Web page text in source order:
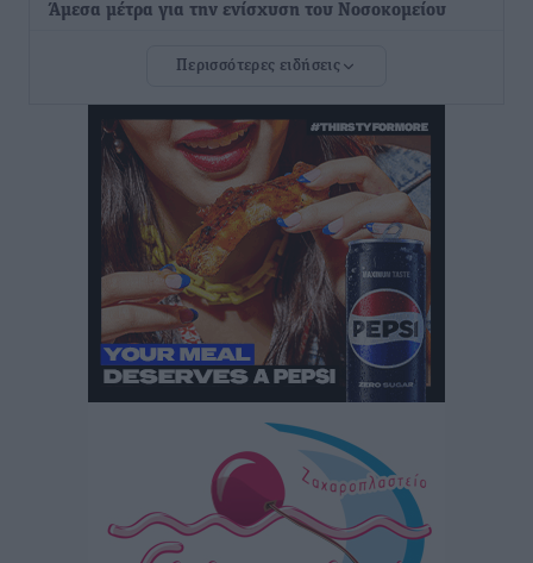
Άμεσα μέτρα για την ενίσχυση του Νοσοκομείου
ανακοίνωσε ο Άδωνις Γεωργιάδης
Iατρικός Σύλλογος Ροδου προς Α. Γεωργιάδη:
Στρατηγικές Προτάσεις για την Ενίσχυση της
Δημόσιας Υγείας στη Νησιωτική Ελλάδα και στα
Νοσοκομεία της Γ΄ Ζώνης
Τοπικές Ειδήσεις• πριν 7 ώρες
Πάνθηρες: Ξεκίνησαν αισιόδοξοι για την παρθενική
“πτήση” τους
Αθλητικά• πριν 7 ώρες
Άρης Αρχαγγέλου: Στο πλευρό του άτυχου Ιάκωβου
• πριν 7 ώρες
Περισσότερες ειδήσεις